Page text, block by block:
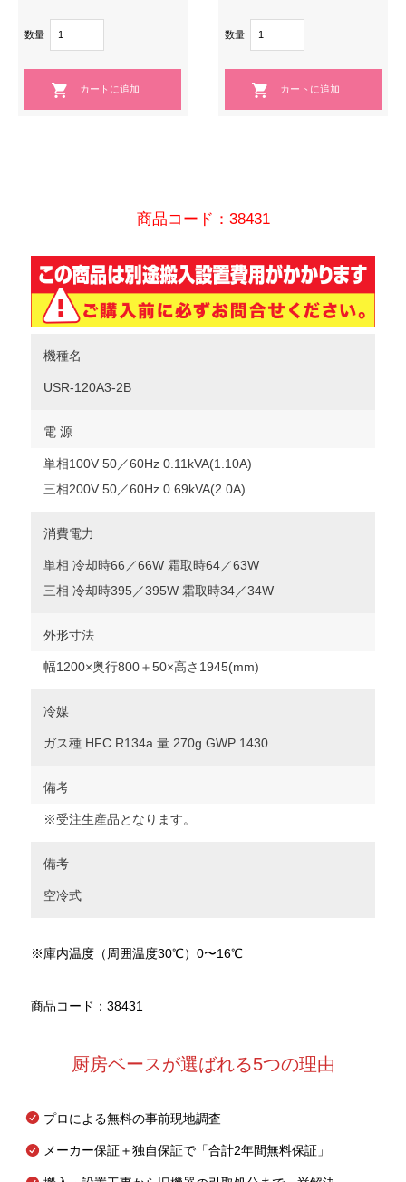
数量 数量
商品コード：38431
機種名
USR-120A3-2B
電 源
単相100V 50／60Hz 0.11kVA(1.10A)
三相200V 50／60Hz 0.69kVA(2.0A)
消費電力
単相 冷却時66／66W 霜取時64／63W
三相 冷却時395／395W 霜取時34／34W
外形寸法
幅1200×奥行800＋50×高さ1945(mm)
冷媒
ガス種 HFC R134a 量 270g GWP 1430
備考
※受注生産品となります。
備考
空冷式
※庫内温度（周囲温度30℃）0〜16℃
商品コード：38431
厨房ベースが選ばれる5つの理由
プロによる無料の事前現地調査
メーカー保証＋独自保証で「合計2年間無料保証」